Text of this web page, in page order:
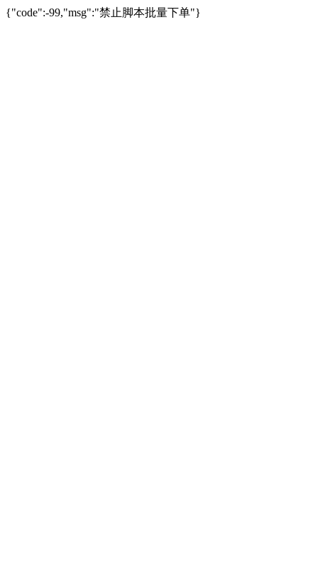
{"code":-99,"msg":"禁止脚本批量下单"}